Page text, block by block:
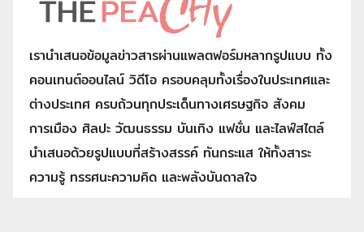
เรานำเสนอข้อมูลข่าวสารผ่านแพลตฟอร์มหลากรูปแบบ ทั้ง
คอนเทนต์ออนไลน์ วิดีโอ ครอบคลุมทั้งเรื่องในประเทศและ
ต่างประเทศ ครบถ้วนทุกประเด็นทางเศรษฐกิจ สังคม
การเมือง ศิลปะ วัฒนธรรม บันเทิง แฟชั่น และไลฟ์สไตล์
นำเสนอด้วยรูปแบบที่สร้างสรรค์ ทันกระแส ให้ทั้งสาระ
ความรู้ ทรรศนะความคิด และพลังบันดาลใจ